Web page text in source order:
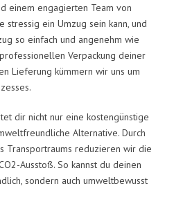
einem engagierten Team von
stressig ein Umzug sein kann, und
so einfach und angenehm wie
Verpackung deiner
Lieferung kümmern wir uns um
dir nicht nur eine kostengünstige
Alternative. Durch
Transportraums reduzieren wir die
Ausstoß. So kannst du deinen
sondern auch umweltbewusst